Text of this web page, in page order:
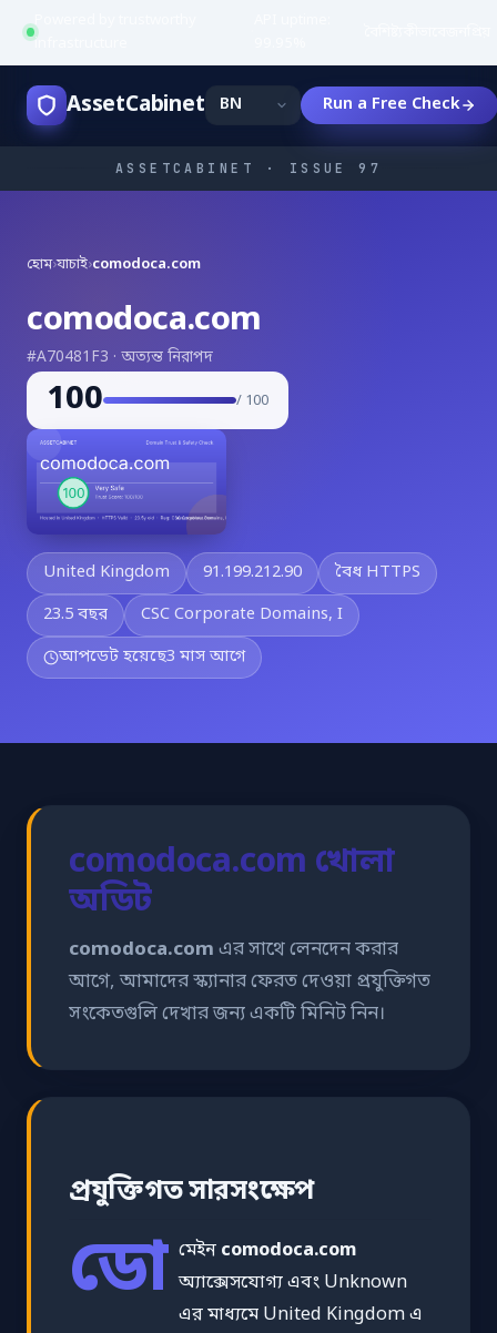
Powered by trustworthy
infrastructure
AssetCabinet Run a Free Check
ASSETCABINET · ISSUE 97
হোম›যাচাই›comodoca.com
comodoca.com
#A70481F3 · অত্যন্ত নিরাপদ
100 / 100
United Kingdom 91.199.212.90
বৈধ HTTPS
23.5 বছর
CSC Corporate Domains, I
আপডেট হয়েছে3 মাস আগে
comodoca.com খোলা
অডিট
comodoca.com এর সাথে লেনদেন করার
আগে, আমাদের স্ক্যানার ফেরত দেওয়া প্রযুক্তিগত
সংকেতগুলি দেখার জন্য একটি মিনিট নিন।
প্রযুক্তিগত সারসংক্ষেপ
ডো মেইন comodoca.com
অ্যাক্সেসযোগ্য এবং Unknown
এর মাধ্যমে United Kingdom এ